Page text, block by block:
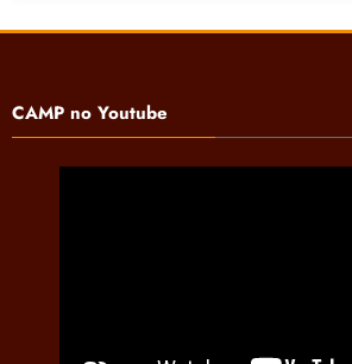
CAMP no Youtube